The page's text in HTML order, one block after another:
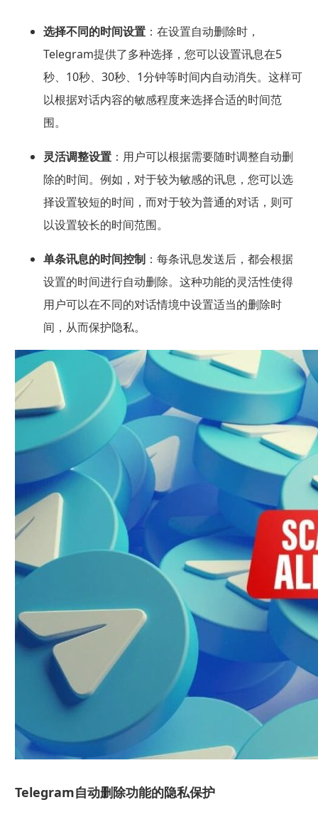
选择不同的时间设置：在设置自动删除时，
Telegram提供了多种选择，您可以设置讯息在5
秒、10秒、30秒、1分钟等时间内自动消失。这样可
以根据对话内容的敏感程度来选择合适的时间范
围。
灵活调整设置：用户可以根据需要随时调整自动删
除的时间。例如，对于较为敏感的讯息，您可以选
择设置较短的时间，而对于较为普通的对话，则可
以设置较长的时间范围。
单条讯息的时间控制：每条讯息发送后，都会根据
设置的时间进行自动删除。这种功能的灵活性使得
用户可以在不同的对话情境中设置适当的删除时
间，从而保护隐私。
Telegram自动删除功能的隐私保护